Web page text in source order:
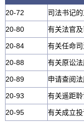
20-72 司法书记
20-80 有关法官
20-84 有关任命
20-88 有关原讼
20-89 申请查阅
20-93 有关遥距
20-95 有关成立